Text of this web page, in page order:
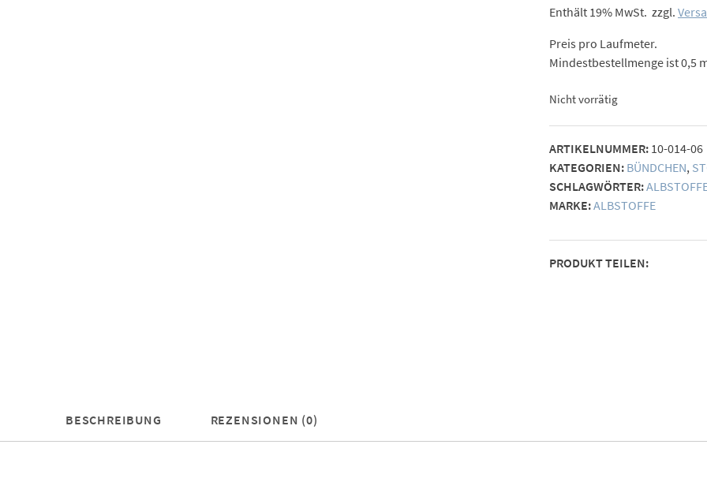
Enthält 19% MwSt. zzgl.
Preis pro Laufmeter.
Mindestbestellmenge ist 0,5
Nicht vorrätig
ARTIKELNUMMER: 10-014-06
KATEGORIEN: BÜNDCHEN,
SCHLAGWÖRTER:
MARKE:ALBSTOFFE
PRODUKT TEILEN:
BESCHREIBUNG REZENSIONEN (0)